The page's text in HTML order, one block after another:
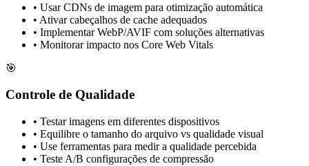
• Usar CDNs de imagem para otimização automática
• Ativar cabeçalhos de cache adequados
• Implementar WebP/AVIF com soluções alternativas
• Monitorar impacto nos Core Web Vitals
🎯
Controle de Qualidade
• Testar imagens em diferentes dispositivos
• Equilibre o tamanho do arquivo vs qualidade visual
• Use ferramentas para medir a qualidade percebida
• Teste A/B configurações de compressão